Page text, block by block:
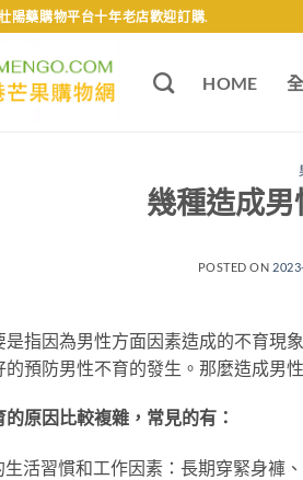
陽藥購物平台十年老店歡迎訂購.
HOME
幾種造成男
POSTED ON
是指因為男性方面因素造成的不育現
的預防男性不育的發生。那麼造成男
因比較複雜，常見的有：
習慣和工作因素：長期穿緊身褲